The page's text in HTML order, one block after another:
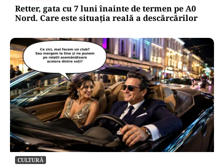
Retter, gata cu 7 luni înainte de termen pe A0
Nord. Care este situația reală a descărcărilor
CULTURĂ